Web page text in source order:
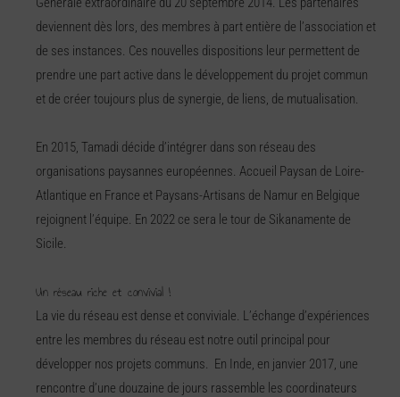
deviennent dès lors, des membres à part entière de l’association et
de ses instances. Ces nouvelles dispositions leur permettent de
prendre une part active dans le développement du projet commun
et de créer toujours plus de synergie, de liens, de mutualisation.
En 2015, Tamadi décide d’intégrer dans son réseau des
organisations paysannes européennes. Accueil Paysan de Loire-
Atlantique en France et Paysans-Artisans de Namur en Belgique
rejoignent l’équipe. En 2022 ce sera le tour de Sikanamente de
Sicile.
Un réseau riche et convivial !
La vie du réseau est dense et conviviale. L’échange d’expériences
entre les membres du réseau est notre outil principal pour
développer nos projets communs. En Inde, en janvier 2017, une
rencontre d’une douzaine de jours rassemble les coordinateurs